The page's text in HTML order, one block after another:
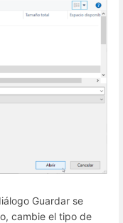
Guardar se
cambie el tipo de